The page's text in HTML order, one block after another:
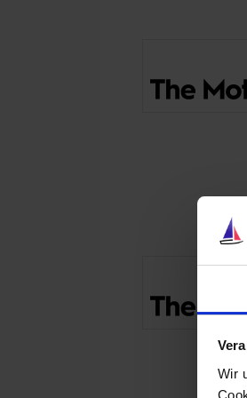
Wir